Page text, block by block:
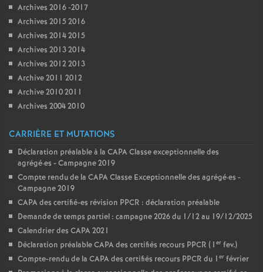
Archives 2016 -2017
Archives 2015 2016
Archives 2014 2015
Archives 2013 2014
Archives 2012 2013
Archive 2011 2012
Archive 2010 2011
Archives 2004 2010
CARRIÈRE ET MUTATIONS
Déclaration préalable à la CAPA Classe exceptionnelle des
agrégé·es - Campagne 2019
Compte rendu de la CAPA Classe Exceptionnelle des agrégé·es -
Campagne 2019
CAPA des certifié-es révision PPCR : déclaration préalable
Demande de temps partiel : campagne 2026 du 1/12 au 19/12/2025
Calendrier des CAPA 2021
Déclaration préalable CAPA des certifiés recours PPCR (1 er fev.)
Compte-rendu de la CAPA des certifiés recours PPCR du 1 er février